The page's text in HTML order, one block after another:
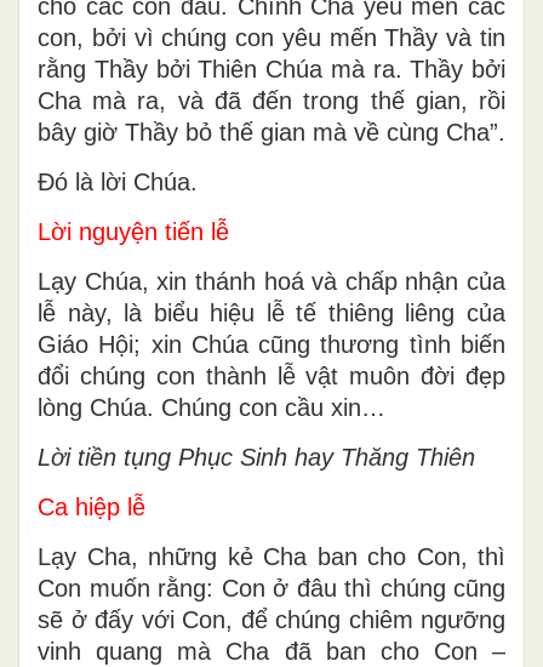
cho các con đâu. Chính Cha yêu mến các
con, bởi vì chúng con yêu mến Thầy và tin
rằng Thầy bởi Thiên Chúa mà ra. Thầy bởi
Cha mà ra, và đã đến trong thế gian, rồi
bây giờ Thầy bỏ thế gian mà về cùng Cha”.
Ðó là lời Chúa.
Lời nguyện tiến lễ
Lạy Chúa, xin thánh hoá và chấp nhận của
lễ này, là biểu hiệu lễ tế thiêng liêng của
Giáo Hội; xin Chúa cũng thương tình biến
đổi chúng con thành lễ vật muôn đời đẹp
lòng Chúa. Chúng con cầu xin…
Lời tiền tụng Phục Sinh hay Thăng Thiên
Ca hiệp lễ
Lạy Cha, những kẻ Cha ban cho Con, thì
Con muốn rằng: Con ở đâu thì chúng cũng
sẽ ở đấy với Con, để chúng chiêm ngưỡng
vinh quang mà Cha đã ban cho Con –